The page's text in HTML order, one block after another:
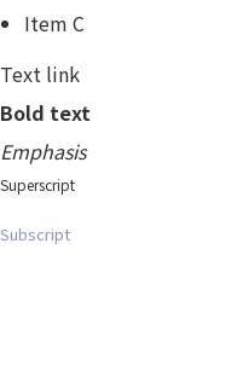
Item C
Text link
Bold text
Emphasis
Superscript
Subscript